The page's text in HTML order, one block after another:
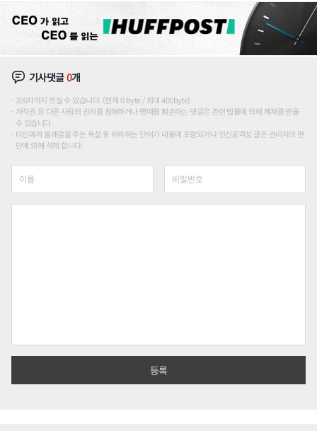
기사댓글0개
200자까지 쓰실 수 있습니다. (현재 0 byte / 최대 400byte)
저작권 등 다른 사람의 권리를 침해하거나 명예를 훼손하는 댓글은 관련 법률에 의해 제재를 받을
수 있습니다.
타인에게 불쾌감을 주는 욕설 등 비하하는 단어가 내용에 포함되거나 인신공격성 글은 관리자의 판
단에 의해 삭제 합니다.